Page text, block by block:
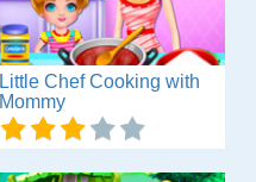
Little Chef Cooking with
Mommy